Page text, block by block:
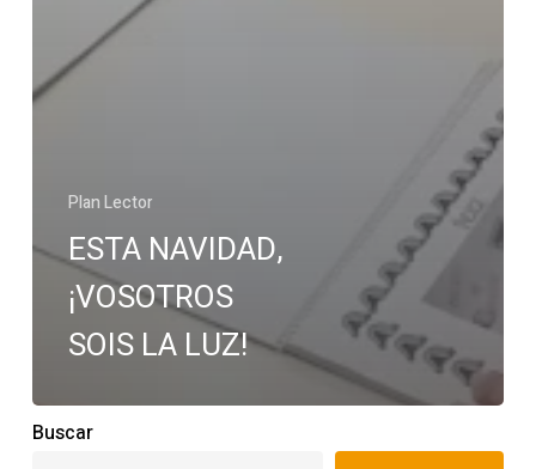
Plan Lector
ESTA NAVIDAD,
¡VOSOTROS
SOIS LA LUZ!
Buscar